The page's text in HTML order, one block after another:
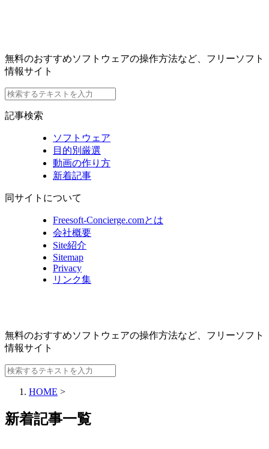
無料のおすすめソフトウェアの操作方法など、フリーソフト
情報サイト
記事検索
ソフトウェア
目的別厳選
動画の作り方
新着記事
同サイトについて
Freesoft-Concierge.comとは
会社概要
Site紹介
Sitemap
Privacy
リンク集
無料のおすすめソフトウェアの操作方法など、 フリーソフト
情報サイト
HOME >
新着記事一覧